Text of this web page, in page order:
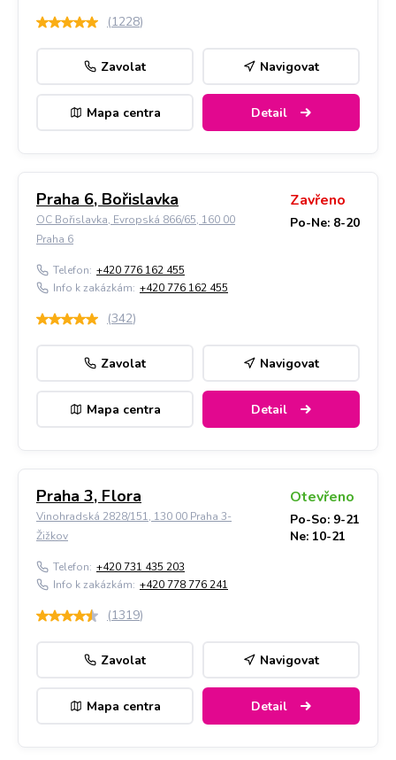
(1228)
Zavolat Navigovat
Mapa centra Detail
Praha 6, Bořislavka
OC Bořislavka, Evropská 866/65, 160 00
Praha 6
Zavřeno
Po-Ne: 8-20
Telefon: +420 776 162 455
Info k zakázkám: +420 776 162 455
(342)
Zavolat Navigovat
Mapa centra Detail
Praha 3, Flora
Vinohradská 2828/151, 130 00 Praha 3-
Žižkov
Otevřeno
Po-So: 9-21
Ne: 10-21
Telefon: +420 731 435 203
Info k zakázkám: +420 778 776 241
(1319)
Zavolat Navigovat
Mapa centra Detail